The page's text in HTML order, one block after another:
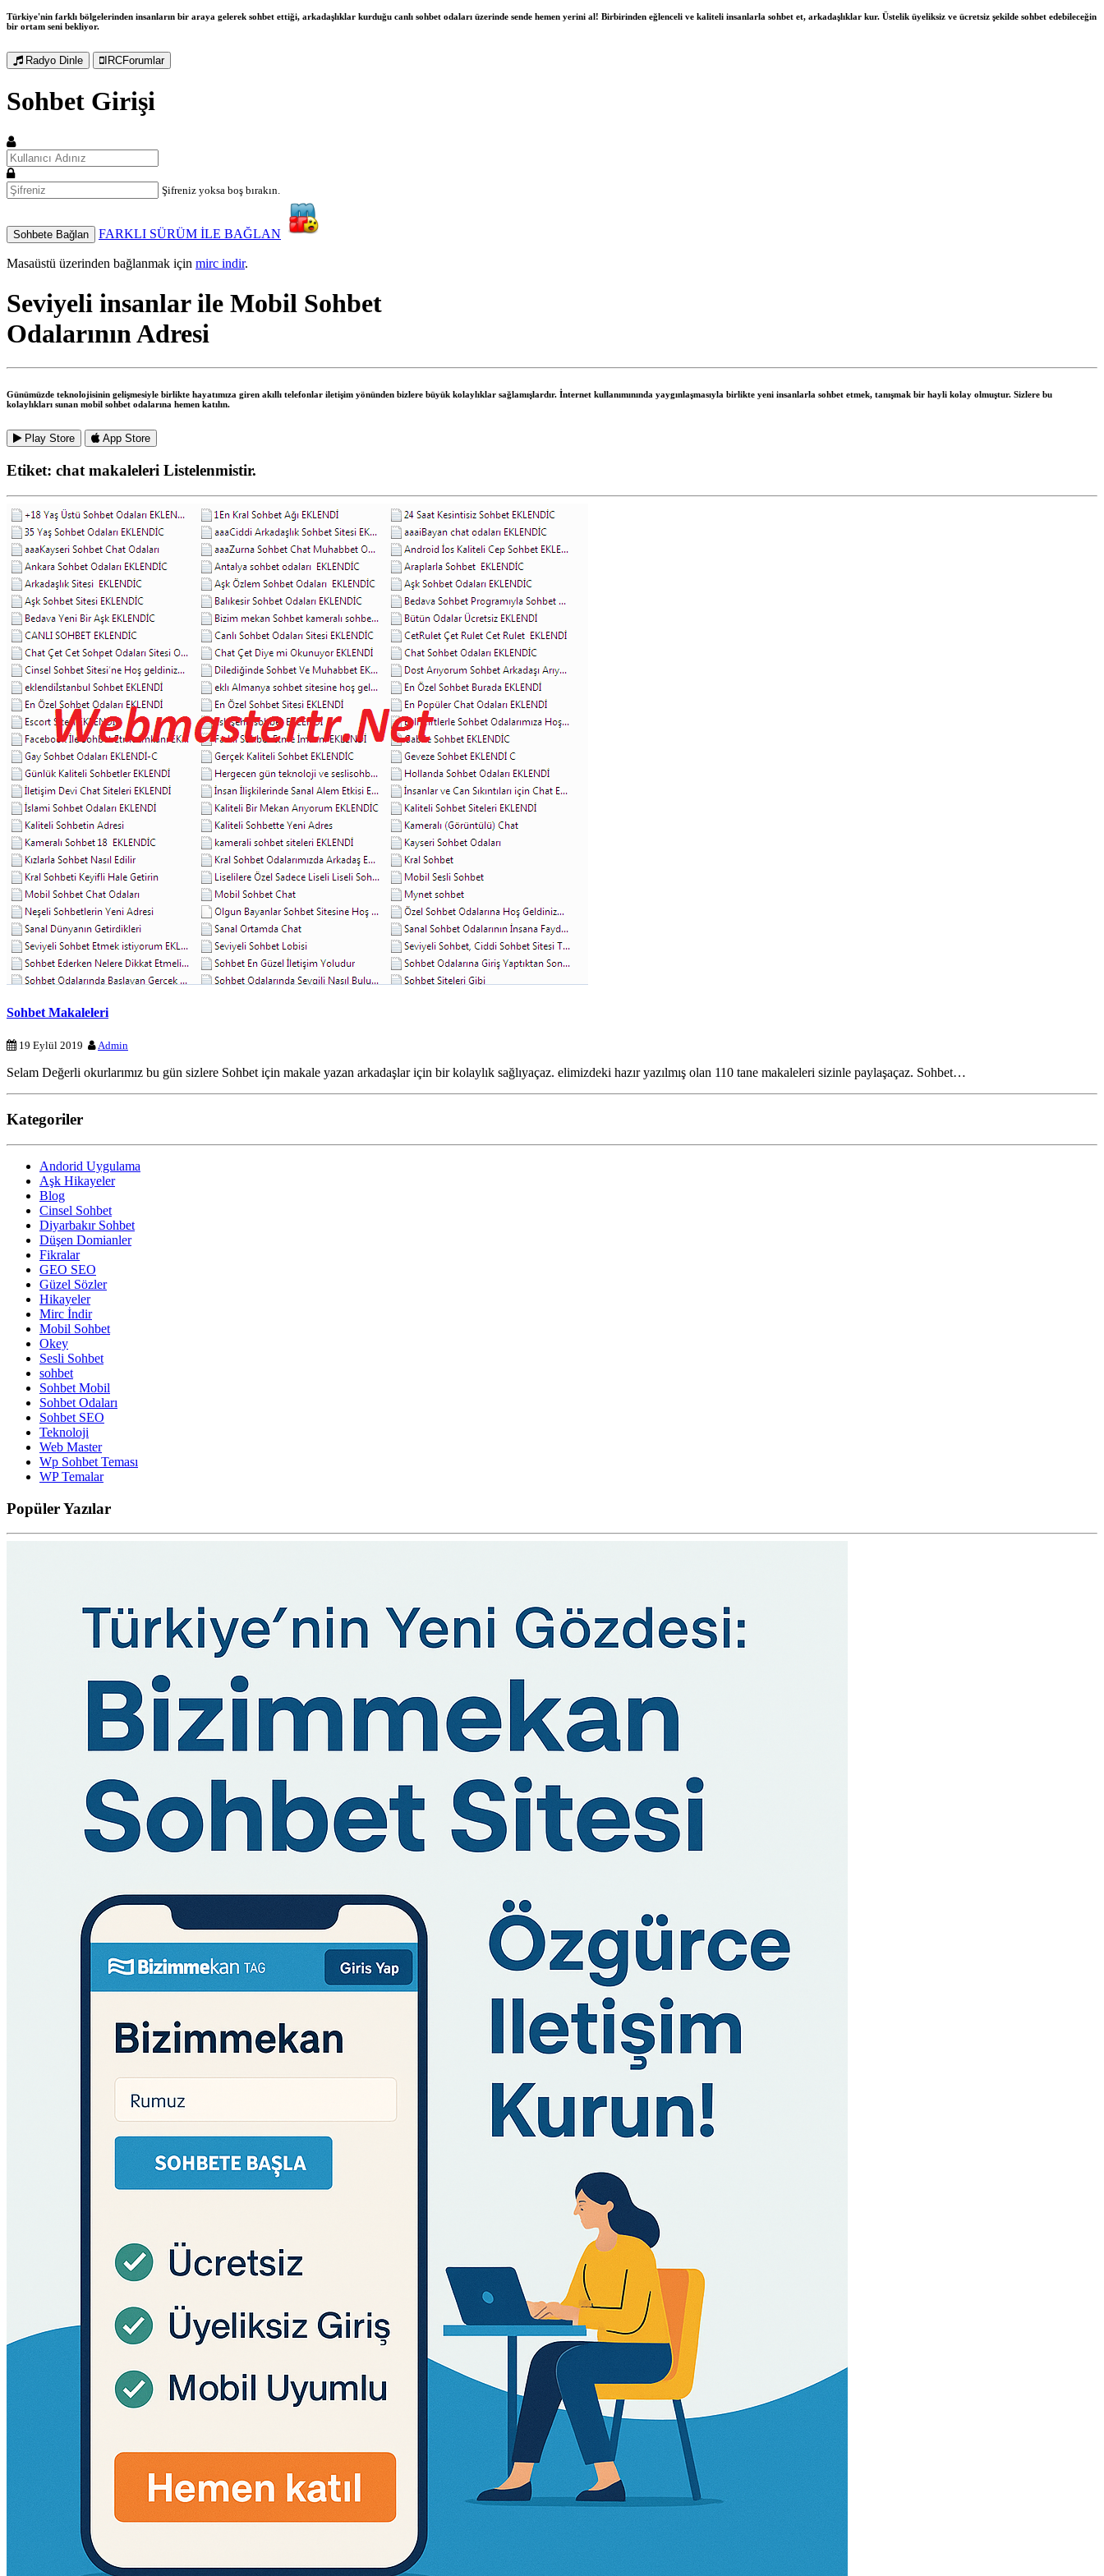
Türkiye'nin farklı bölgelerinden insanların bir araya gelerek sohbet ettiği, arkadaşlıklar kurduğu canlı sohbet odaları üzerinde sende hemen yerini al! Birbirinden eğlenceli ve kaliteli insanlarla sohbet et, arkadaşlıklar kur. Üstelik üyeliksiz ve ücretsiz şekilde sohbet edebileceğin
bir ortam seni bekliyor.
Radyo Dinle IRCForumlar
Sohbet Girişi
Şifreniz yoksa boş bırakın.
Sohbete Bağlan FARKLI SÜRÜM İLE BAĞLAN
Masaüstü üzerinden bağlanmak için mirc indir.
Seviyeli insanlar ile Mobil Sohbet
Odalarının Adresi
Günümüzde teknolojisinin gelişmesiyle birlikte hayatımıza giren akıllı telefonlar iletişim yönünden bizlere büyük kolaylıklar sağlamışlardır. İnternet kullanımınında yaygınlaşmasıyla birlikte yeni insanlarla sohbet etmek, tanışmak bir hayli kolay olmuştur. Sizlere bu
kolaylıkları sunan mobil sohbet odalarına hemen katılın.
Play Store App Store
Etiket: chat makaleleri Listelenmistir.
Sohbet Makaleleri
19 Eylül 2019 Admin
Selam Değerli okurlarımız bu gün sizlere Sohbet için makale yazan arkadaşlar için bir kolaylık sağlıyaçaz. elimizdeki hazır yazılmış olan 110 tane makaleleri sizinle paylaşaçaz. Sohbet…
Kategoriler
Andorid Uygulama
Aşk Hikayeler
Blog
Cinsel Sohbet
Diyarbakır Sohbet
Düşen Domianler
Fikralar
GEO SEO
Güzel Sözler
Hikayeler
Mirc İndir
Mobil Sohbet
Okey
Sesli Sohbet
sohbet
Sohbet Mobil
Sohbet Odaları
Sohbet SEO
Teknoloji
Web Master
Wp Sohbet Teması
WP Temalar
PopülerYazılar